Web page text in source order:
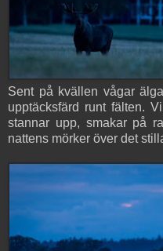
Sent på kvällen vågar
upptäcksfärd runt fälten.
stannar upp, smakar på
nattens mörker över det